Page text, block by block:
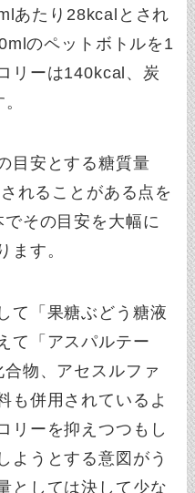
あたり28kcalとされ
のペットボトルを1
リーは140kcal、炭
目安とする糖質量
れることがある点を
その目安を大幅に
ます。
て「果糖ぶどう糖液
て「アスパルテー
物、アセスルファ
も併用されているよ
リーを抑えつつもし
ようとする意図がう
としては決して少な